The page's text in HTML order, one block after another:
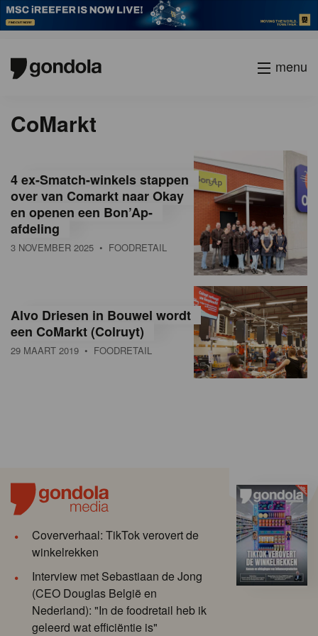
menu
CoMarkt
4 ex-Smatch-winkels stappen
over van Comarkt naar Okay
en openen een Bon’Ap-
afdeling
3 NOVEMBER 2025 • FOODRETAIL
Alvo Driesen in Bouwel wordt
een CoMarkt (Colruyt)
29 MAART 2019 • FOODRETAIL
Coververhaal: TikTok verovert de
winkelrekken
Interview met Sebastiaan de Jong
(CEO Douglas België en
Nederland): "In de foodretail heb ik
geleerd wat efficiëntie is"